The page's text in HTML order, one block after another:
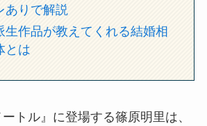
ありで解説
生作品が教えてくれる結婚相
とは
ートル』に登場する篠原明里は、